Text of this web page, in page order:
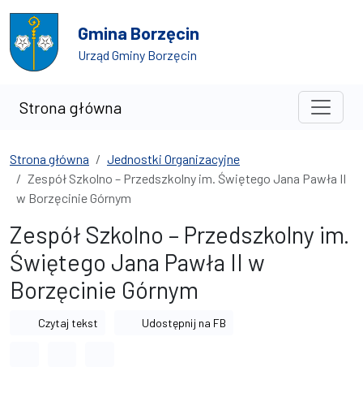
Przejdź do treści
Przejdź do wyszukiwarki
Gmina Borzęcin
Urząd Gminy Borzęcin
Strona główna
Strona główna
Jednostki Organizacyjne
Zespół Szkolno – Przedszkolny im. Świętego Jana Pawła II
w Borzęcinie Górnym
Zespół Szkolno – Przedszkolny im.
Świętego Jana Pawła II w
Borzęcinie Górnym
Czytaj tekst Udostępnij na FB